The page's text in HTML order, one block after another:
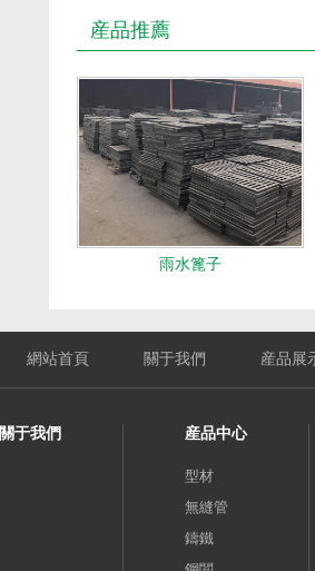
産品推薦
雨水篦子
網站首頁 關于我們 産品展
關于我們 産品中心
型材
無縫管
鑄鐵